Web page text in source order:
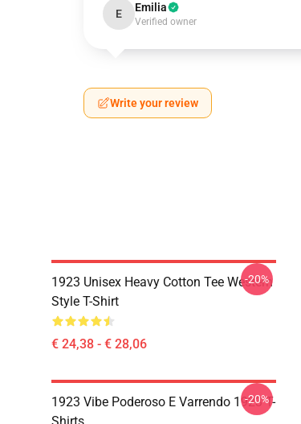
E Emilia
Verified owner
Write your review
1923 Unisex Heavy Cotton Tee Western
Style T-Shirt
€ 24,38 - € 28,06
-20%
1923 Vibe Poderoso E Varrendo 1923 T-
-20%